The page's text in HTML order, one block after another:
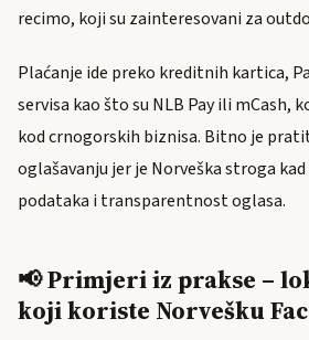
recimo, koji su zainteresovani za
Plaćanje ide preko kreditnih kartica,
servisa kao što su NLB Pay ili mCash,
kod crnogorskih biznisa. Bitno je
oglašavanju jer je Norveška stroga
podataka i transparentnost oglasa.
📢 Primjeri iz prakse –
koji koriste Norvešku